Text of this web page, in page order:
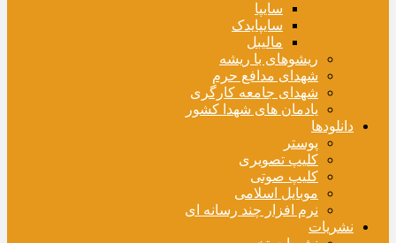
سایپا
سایپایدک
مالیبل
ریشوهای با ریشه
شهدای مدافع حرم
شهدای جامعه کارگری
یادمان های شهدا کشور
دانلودها
پوستر
کلیپ تصویری
کلیپ صوتی
موبایل اسلامی
نرم افزار چند رسانه ای
نشریات